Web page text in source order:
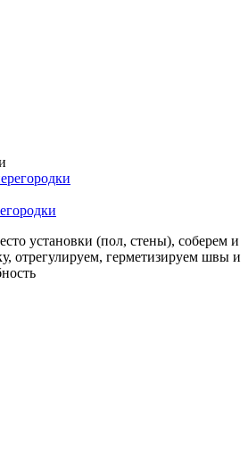
установки (пол, стены), соберем и
отрегулируем, герметизируем швы и